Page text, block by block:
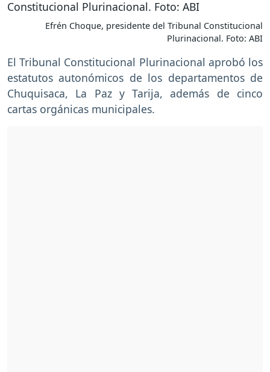
Efrén Choque, presidente del Tribunal Constitucional
Plurinacional. Foto: ABI
El Tribunal Constitucional Plurinacional aprobó los
estatutos autonómicos de los departamentos de
Chuquisaca, La Paz y Tarija, además de cinco
cartas orgánicas municipales.